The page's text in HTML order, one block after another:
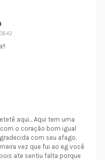
aqui... Aqui tem uma
o coração bom igual
com seu afago,
vez que fui ao eg você
ate sentiu falta porque